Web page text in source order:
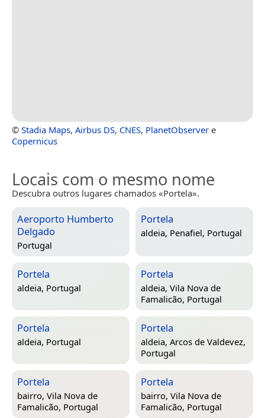
© Stadia Maps, Airbus DS, CNES, PlanetObserver e
Copernicus
Locais com o mesmo nome
Descubra outros lugares chamados «Portela».
Aeroporto Humberto
Delgado
Portugal
Portela
aldeia, Penafiel, Portugal
Portela
aldeia, Portugal
Portela
aldeia, Vila Nova de
Famalicão, Portugal
Portela
aldeia, Portugal
Portela
aldeia, Arcos de Valdevez,
Portugal
Portela
bairro, Vila Nova de
Famalicão, Portugal
Portela
bairro, Vila Nova de
Famalicão, Portugal